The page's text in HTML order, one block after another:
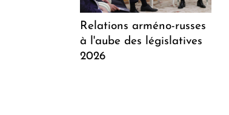
Relations arméno-russes
à l'aube des législatives
2026